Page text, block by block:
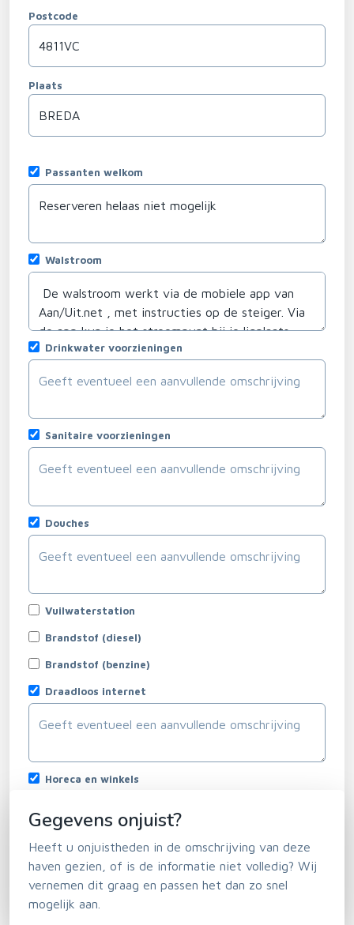
Postcode
Plaats
Passanten welkom
Walstroom
Drinkwater voorzieningen
Sanitaire voorzieningen
Douches
Vuilwaterstation
Brandstof (diesel)
Brandstof (benzine)
Draadloos internet
Horeca en winkels
Gegevens onjuist?
Heeft u onjuistheden in de omschrijving van deze
haven gezien, of is de informatie niet volledig? Wij
vernemen dit graag en passen het dan zo snel
mogelijk aan.